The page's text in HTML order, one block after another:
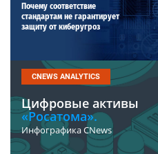
Почему соответствие
стандартам не гарантирует
защиту от киберугроз
CNEWS ANALYTICS
Цифровые активы
«Росатома».
Инфографика CNews